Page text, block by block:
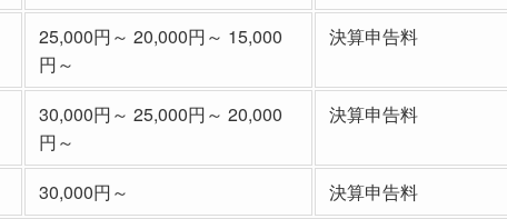
25,000円～ 20,000円～ 15,000
円～
決算申告料
30,000円～ 25,000円～ 20,000
円～
決算申告料
30,000円～ 決算申告料